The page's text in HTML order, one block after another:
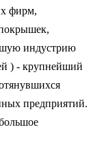
фирм,
индустрию
) - крупнейший
предприятий.